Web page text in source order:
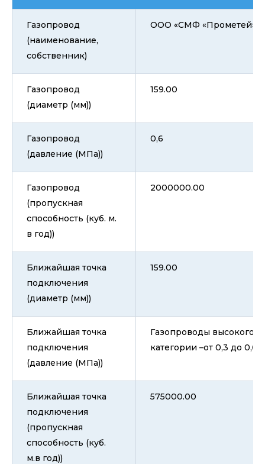
Газопровод
(наименование,
собственник)
ООО «СМФ «Прометей»
Газопровод
(диаметр (мм))
159.00
Газопровод
(давление (МПа))
0,6
Газопровод
(пропускная
способность (куб. м.
в год))
2000000.00
Ближайшая точка
подключения
(диаметр (мм))
159.00
Ближайшая точка
подключения
(давление (МПа))
Газопроводы высокого
категории –от 0,3 до 0,6
Ближайшая точка
подключения
(пропускная
способность (куб.
м.в год))
575000.00